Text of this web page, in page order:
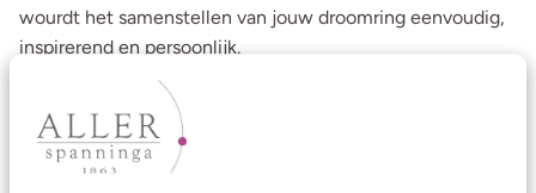
wourdt het samenstellen van jouw droomring eenvoudig,
inspirerend en persoonlijk.
Lees verder